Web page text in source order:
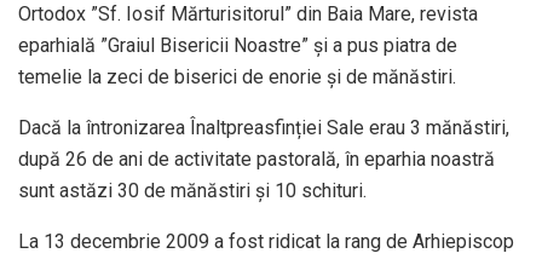
Ortodox ”Sf. Iosif Mărturisitorul” din Baia Mare, revista
eparhială ”Graiul Bisericii Noastre” și a pus piatra de
temelie la zeci de biserici de enorie și de mănăstiri.
Dacă la întronizarea Înaltpreasfinției Sale erau 3 mănăstiri,
după 26 de ani de activitate pastorală, în eparhia noastră
sunt astăzi 30 de mănăstiri și 10 schituri.
La 13 decembrie 2009 a fost ridicat la rang de Arhiepiscop